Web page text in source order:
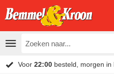
Voor 22:00 besteld, morgen in